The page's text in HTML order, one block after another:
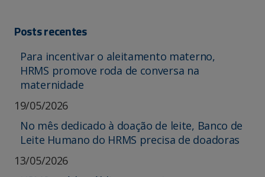
Posts recentes
Para incentivar o aleitamento materno,
HRMS promove roda de conversa na
maternidade
19/05/2026
No mês dedicado à doação de leite, Banco de
Leite Humano do HRMS precisa de doadoras
13/05/2026